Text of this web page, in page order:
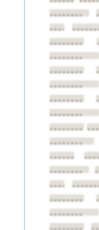
••••••••
••••••••
••••••••
••••••••
••••••••
••••••••
••••••••
••••••••
••••••••
••••••••
••••••••
••••••••
••••••••
••••••••
••••••••